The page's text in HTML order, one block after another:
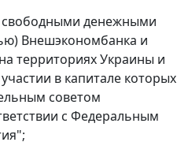
свободными денежными
Внешэкономбанка и
территориях Украины и
в капитале которых
советом
с Федеральным